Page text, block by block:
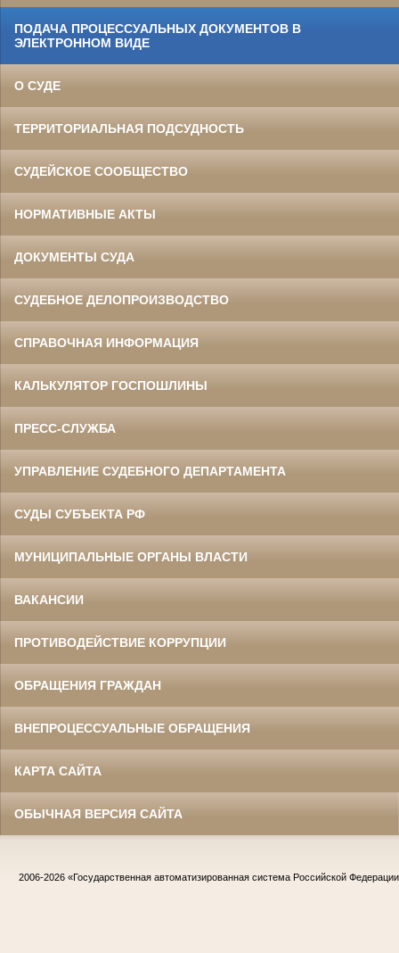
ПОДАЧА ПРОЦЕССУАЛЬНЫХ ДОКУМЕНТОВ В
ЭЛЕКТРОННОМ ВИДЕ
О СУДЕ
ТЕРРИТОРИАЛЬНАЯ ПОДСУДНОСТЬ
СУДЕЙСКОЕ СООБЩЕСТВО
НОРМАТИВНЫЕ АКТЫ
ДОКУМЕНТЫ СУДА
СУДЕБНОЕ ДЕЛОПРОИЗВОДСТВО
СПРАВОЧНАЯ ИНФОРМАЦИЯ
КАЛЬКУЛЯТОР ГОСПОШЛИНЫ
ПРЕСС-СЛУЖБА
УПРАВЛЕНИЕ СУДЕБНОГО ДЕПАРТАМЕНТА
СУДЫ СУБЪЕКТА РФ
МУНИЦИПАЛЬНЫЕ ОРГАНЫ ВЛАСТИ
ВАКАНСИИ
ПРОТИВОДЕЙСТВИЕ КОРРУПЦИИ
ОБРАЩЕНИЯ ГРАЖДАН
ВНЕПРОЦЕССУАЛЬНЫЕ ОБРАЩЕНИЯ
КАРТА САЙТА
ОБЫЧНАЯ ВЕРСИЯ САЙТА
2006-2026 «Государственная автоматизированная система Российской